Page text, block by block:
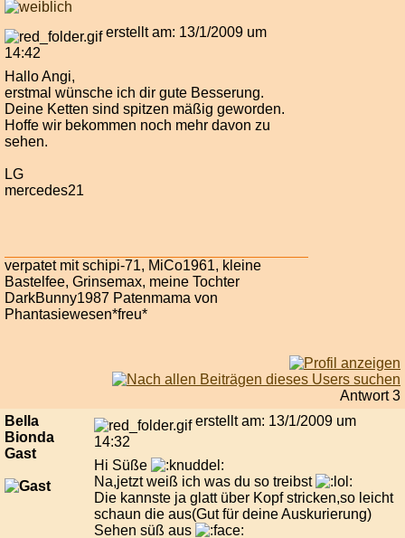
erstellt am: 13/1/2009 um
14:42
Hallo Angi,
erstmal wünsche ich dir gute Besserung.
Deine Ketten sind spitzen mäßig geworden.
Hoffe wir bekommen noch mehr davon zu
sehen.
LG
mercedes21
verpatet mit schipi-71, MiCo1961, kleine
Bastelfee, Grinsemax, meine Tochter
DarkBunny1987 Patenmama von
Phantasiewesen*freu*
Antwort 3
Bella
Bionda
Gast
erstellt am: 13/1/2009 um
14:32
Hi Süße
Na,jetzt weiß ich was du so treibst
Die kannste ja glatt über Kopf stricken,so leicht
schaun die aus(Gut für deine Auskurierung)
Sehen süß aus